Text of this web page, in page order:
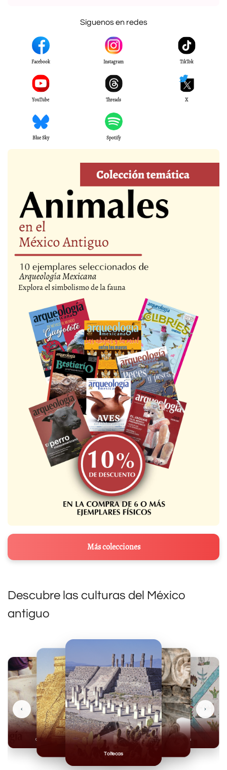
Síguenos en redes
Facebook Instagram TikTok
YouTube Threads X
Blue Sky Spotify
Más colecciones
Descubre las culturas del México
antiguo
Toltecas
Mexicas
Olmecas
‹ ›